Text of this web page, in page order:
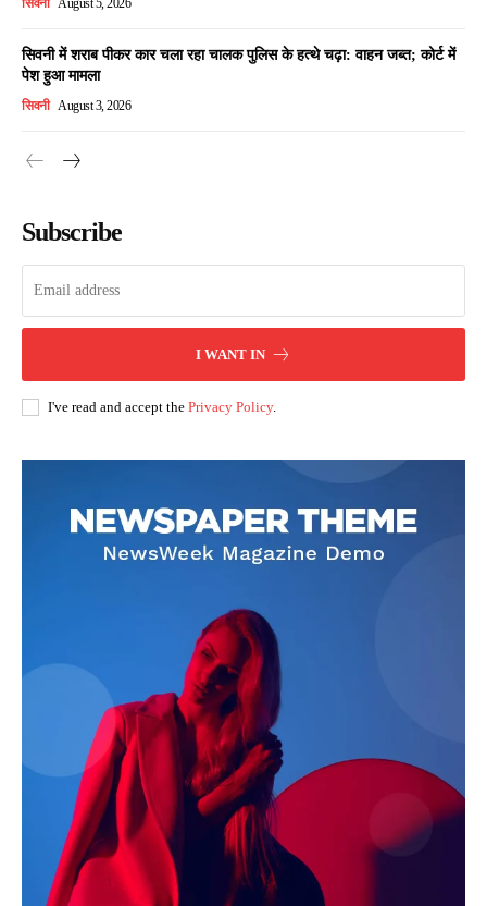
सिवनी August 5, 2026
सिवनी में शराब पीकर कार चला रहा चालक पुलिस के हत्थे चढ़ा: वाहन जब्त; कोर्ट में
पेश हुआ मामला
सिवनी August 3, 2026
Subscribe
I WANT IN
I've read and accept the Privacy Policy.